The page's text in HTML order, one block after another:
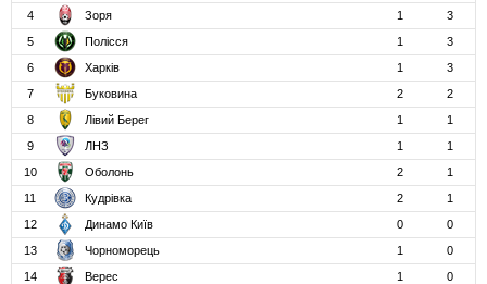
4
Зоря 1
3
5
Полісся 1
3
6
Харків 1
3
7
Буковина 2
2
8
Лівий Берег 1
1
9
ЛНЗ 1
1
10
Оболонь 2
1
11
Кудрівка 2
1
12
Динамо Київ 0
0
13
Чорноморець 1
0
14
Верес 1
0